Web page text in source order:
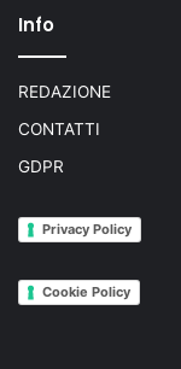
Info
REDAZIONE
CONTATTI
GDPR
Privacy Policy
Cookie Policy